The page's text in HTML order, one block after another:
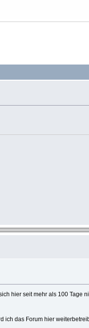
hier seit mehr als 100 Tage
ich das Forum hier